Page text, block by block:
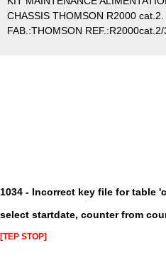
CHASSIS THOMSON R2000 cat.2.
FAB.:THOMSON REF.:R2000cat.2/
1034 - Incorrect key file for table
select startdate, counter from
[TEP STOP]